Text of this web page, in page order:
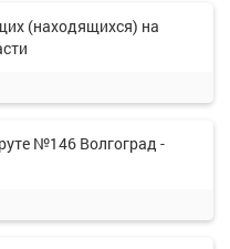
(находящихся) на
№146 Волгоград -